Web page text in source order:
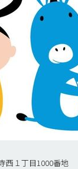
西１丁目1000番地